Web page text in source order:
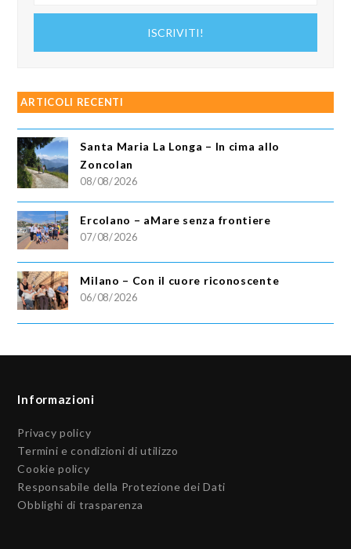
ISCRIVITI!
ARTICOLI RECENTI
Santa Maria La Longa – In cima allo
Zoncolan
08/08/2026
Ercolano – aMare senza frontiere
07/08/2026
Milano – Con il cuore riconoscente
06/08/2026
Informazioni
Privacy policy
Termini e condizioni di utilizzo
Cookie policy
Responsabile della Protezione dei Dati
Obblighi di trasparenza